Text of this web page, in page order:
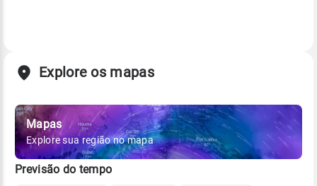
Explore os mapas
Mapas
Explore sua região no mapa
Previsão do tempo